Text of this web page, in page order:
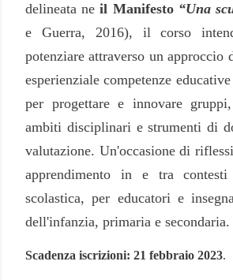
delineata ne il Manifesto “Una
e Guerra, 2016), il corso
potenziare attraverso un approccio
esperienziale competenze
per progettare e innovare
ambiti disciplinari e strumenti di
valutazione. Un'occasione di
apprendimento in e tra
scolastica, per educatori e
dell'infanzia, primaria e secondaria.
Scadenza iscrizioni: 21 febbraio 2023.